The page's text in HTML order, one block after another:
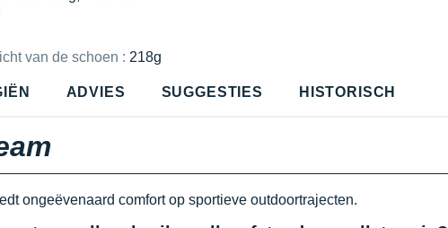
van de schoen :218g
ADVIES SUGGESTIES HISTORISCH
ongeëvenaard comfort op sportieve outdoortrajecten.